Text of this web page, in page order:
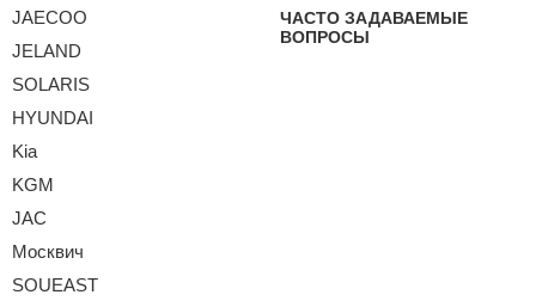
JAECOO
JELAND
SOLARIS
HYUNDAI
Kia
KGM
JAC
Москвич
SOUEAST
ЧАСТО ЗАДАВАЕМЫЕ
ВОПРОСЫ